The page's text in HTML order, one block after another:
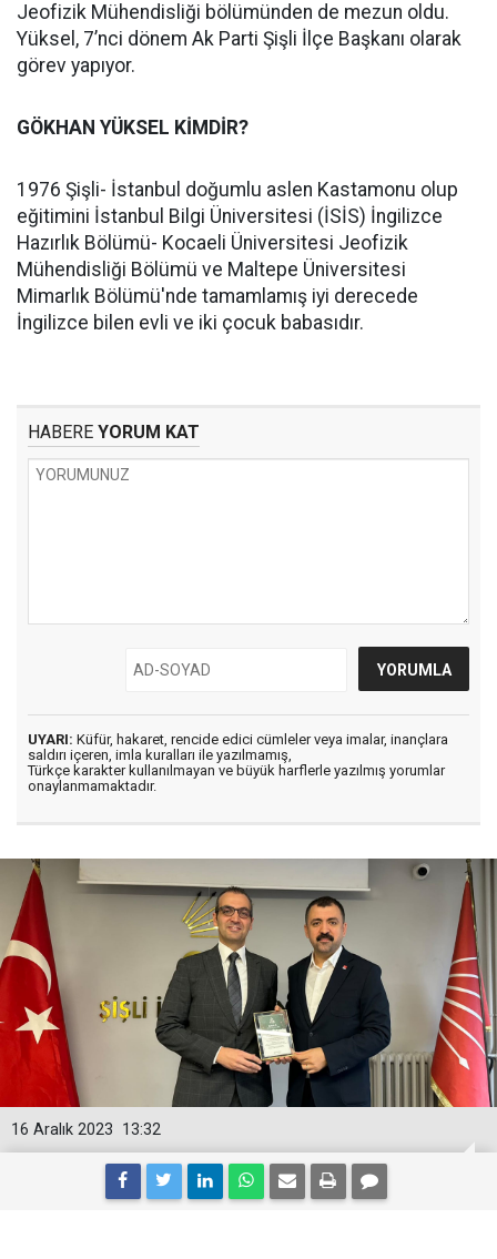
Jeofizik Mühendisliği bölümünden de mezun oldu.
Yüksel, 7’nci dönem Ak Parti Şişli İlçe Başkanı olarak
görev yapıyor.
GÖKHAN YÜKSEL KİMDİR?
1976 Şişli- İstanbul doğumlu aslen Kastamonu olup
eğitimini İstanbul Bilgi Üniversitesi (İSİS) İngilizce
Hazırlık Bölümü- Kocaeli Üniversitesi Jeofizik
Mühendisliği Bölümü ve Maltepe Üniversitesi
Mimarlık Bölümü'nde tamamlamış iyi derecede
İngilizce bilen evli ve iki çocuk babasıdır.
HABERE YORUM KAT
UYARI: Küfür, hakaret, rencide edici cümleler veya imalar, inançlara
saldırı içeren, imla kuralları ile yazılmamış,
Türkçe karakter kullanılmayan ve büyük harflerle yazılmış yorumlar
onaylanmamaktadır.
13:32
16 Aralık 2023